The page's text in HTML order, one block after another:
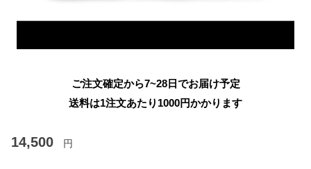
ご注文確定から7~28日でお届け予定
送料は1注文あたり 1000円かかります
14,500 円